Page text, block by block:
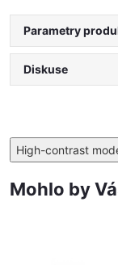
Parametry
Diskuse
High-contrast
Mohlo by